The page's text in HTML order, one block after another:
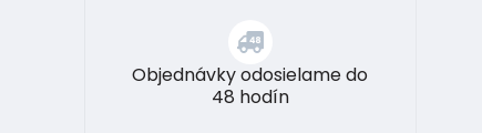
Objednávky odosielame do
48 hodín